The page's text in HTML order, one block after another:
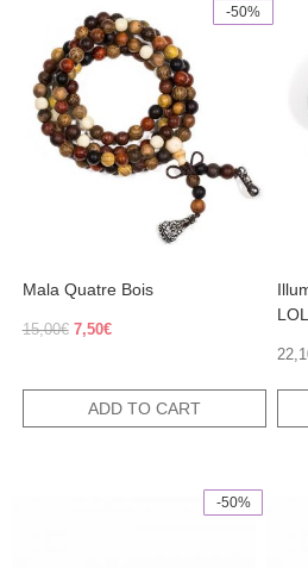
-50%
Mala Quatre Bois
15,00€ Original
15,00€.
7,50€Current
7,50€.
ADD TO CART
-50%